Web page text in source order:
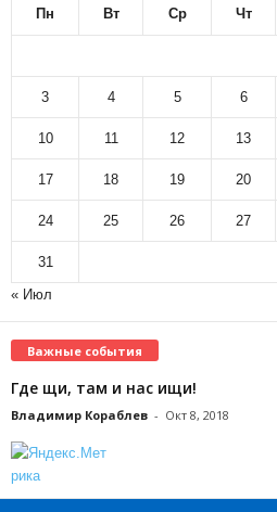
Пн Вт Ср Чт
3 4 5 6
10 11 12 13
17 18 19 20
24 25 26 27
31
« Июл
Важные события
Где щи, там и нас ищи!
Владимир Кораблев - Окт 8, 2018